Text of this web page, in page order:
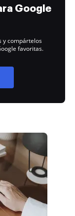
Google
y compártelos
favoritas.